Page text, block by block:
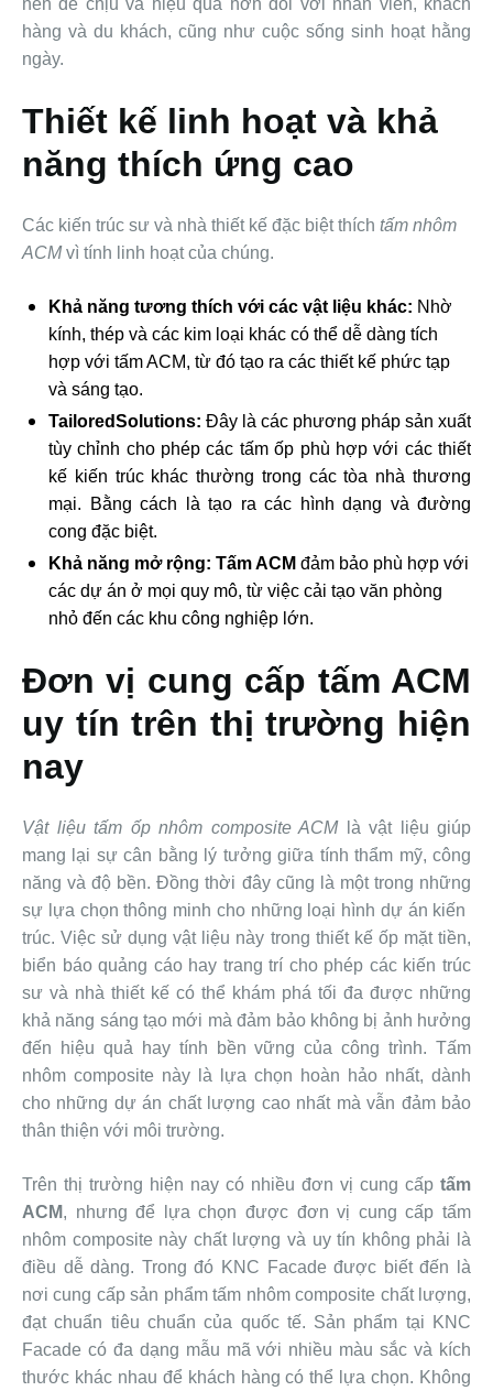
nên dễ chịu và hiệu quả hơn đối với nhân viên, khách
hàng và du khách, cũng như cuộc sống sinh hoạt hằng
ngày.
Thiết kế linh hoạt và khả
năng thích ứng cao
Các kiến ​​trúc sư và nhà thiết kế đặc biệt thích tấm nhôm
ACMvì tính linh hoạt của chúng.
Khả năng tương thích với các vật liệu khác: Nhờ
kính, thép và các kim loại khác có thể dễ dàng tích
hợp với tấm ACM, từ đó tạo ra các thiết kế phức tạp
và sáng tạo.
TailoredSolutions: Đây là các phương pháp sản xuất
tùy chỉnh cho phép các tấm ốp phù hợp với các thiết
kế kiến ​​trúc khác thường trong các tòa nhà thương
mại. Bằng cách là tạo ra các hình dạng và đường
cong đặc biệt.
Khả năng mở rộng: Tấm ACM đảm bảo phù hợp với
các dự án ở mọi quy mô, từ việc cải tạo văn phòng
nhỏ đến các khu công nghiệp lớn.
Đơn vị cung cấp tấm ACM
uy tín trên thị trường hiện
nay
Vật liệu tấm ốp nhôm composite ACMlà vật liệu giúp
mang lại sự cân bằng lý tưởng giữa tính thẩm mỹ, công
năng và độ bền. Đồng thời đây cũng là một trong những
sự lựa chọn thông minh cho những loại hình dự án kiến ​​
trúc. Việc sử dụng vật liệu này trong thiết kế ốp mặt tiền,
biển báo quảng cáo hay trang trí cho phép các kiến ​​trúc
sư và nhà thiết kế có thể khám phá tối đa được những
khả năng sáng tạo mới mà đảm bảo không bị ảnh hưởng
đến hiệu quả hay tính bền vững của công trình. Tấm
nhôm composite này là lựa chọn hoàn hảo nhất, dành
cho những dự án chất lượng cao nhất mà vẫn đảm bảo
thân thiện với môi trường.
Trên thị trường hiện nay có nhiều đơn vị cung cấp tấm
ACM, nhưng để lựa chọn được đơn vị cung cấp tấm
nhôm composite này chất lượng và uy tín không phải là
điều dễ dàng. Trong đó KNC Facade được biết đến là
nơi cung cấp sản phẩm tấm nhôm composite chất lượng,
đạt chuẩn tiêu chuẩn của quốc tế. Sản phẩm tại KNC
Facade có đa dạng mẫu mã với nhiều màu sắc và kích
thước khác nhau để khách hàng có thể lựa chọn. Không